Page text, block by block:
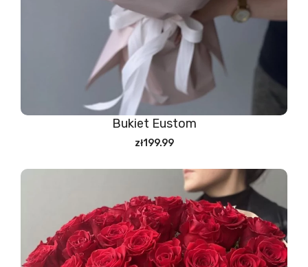
Bukiet Eustom
zł199.99